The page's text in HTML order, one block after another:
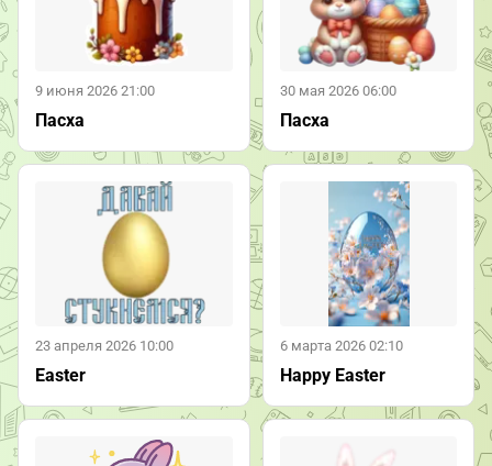
9 июня 2026 21:00
Пасха
30 мая 2026 06:00
Пасха
23 апреля 2026 10:00
Easter
6 марта 2026 02:10
Happy Easter